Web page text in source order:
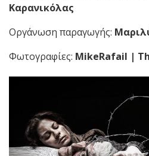
Καρανικόλας
Οργάνωση παραγωγής:
Φωτογραφίες: MikeRafail |